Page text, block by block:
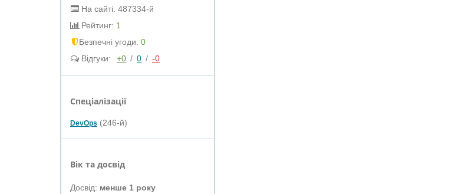
На сайті: 487334-й
Рейтинг: 1
Безпечні угоди: 0
Відгуки:
+0 / 0 / -0
Спеціалізації
DevOps (246-й)
Вік та досвід
Досвід: менше 1 року